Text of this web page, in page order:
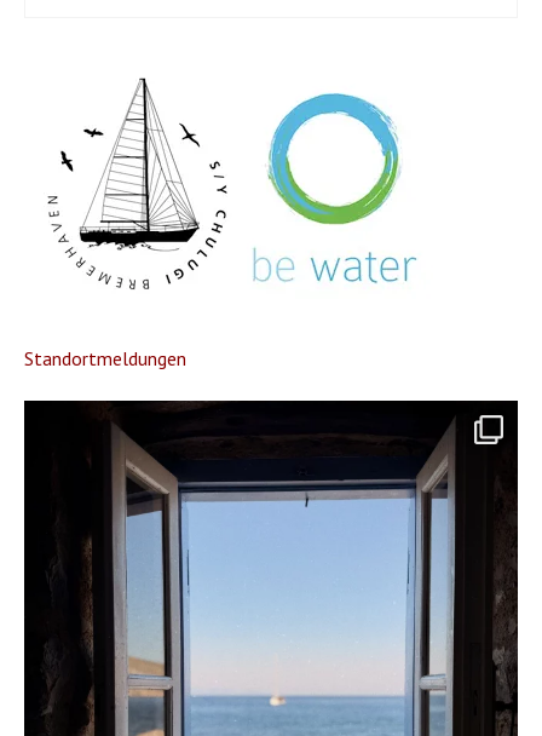
Standortmeldungen